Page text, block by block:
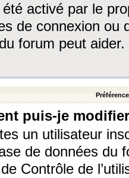
activé par le
de connexion ou
forum peut aider.
puis-je
un utilisateur
de données du
Contrôle de